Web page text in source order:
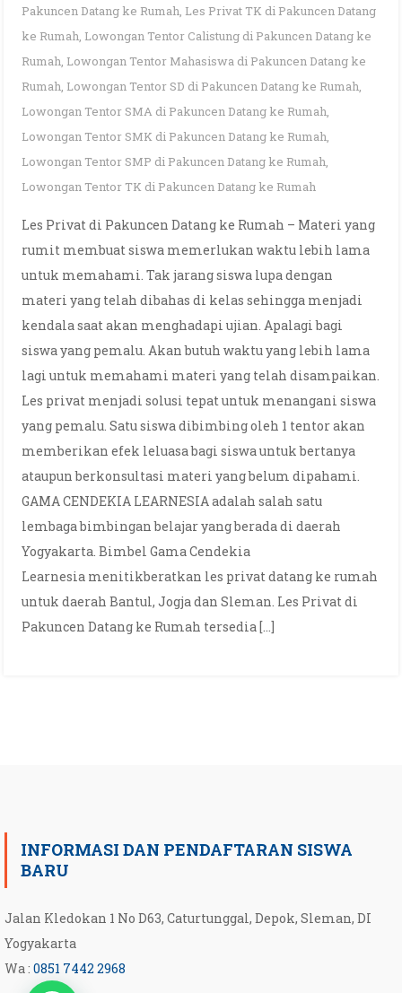
Pakuncen Datang ke Rumah, Les Privat TK di Pakuncen Datang
ke Rumah, Lowongan Tentor Calistung di Pakuncen Datang ke
Rumah, Lowongan Tentor Mahasiswa di Pakuncen Datang ke
Rumah, Lowongan Tentor SD di Pakuncen Datang ke Rumah,
Lowongan Tentor SMA di Pakuncen Datang ke Rumah,
Lowongan Tentor SMK di Pakuncen Datang ke Rumah,
Lowongan Tentor SMP di Pakuncen Datang ke Rumah,
Lowongan Tentor TK di Pakuncen Datang ke Rumah
Les Privat di Pakuncen Datang ke Rumah – Materi yang
rumit membuat siswa memerlukan waktu lebih lama
untuk memahami. Tak jarang siswa lupa dengan
materi yang telah dibahas di kelas sehingga menjadi
kendala saat akan menghadapi ujian. Apalagi bagi
siswa yang pemalu. Akan butuh waktu yang lebih lama
lagi untuk memahami materi yang telah disampaikan.
Les privat menjadi solusi tepat untuk menangani siswa
yang pemalu. Satu siswa dibimbing oleh 1 tentor akan
memberikan efek leluasa bagi siswa untuk bertanya
ataupun berkonsultasi materi yang belum dipahami.
GAMA CENDEKIA LEARNESIA adalah salah satu
lembaga bimbingan belajar yang berada di daerah
Yogyakarta. Bimbel Gama Cendekia
Learnesia menitikberatkan les privat datang ke rumah
untuk daerah Bantul, Jogja dan Sleman. Les Privat di
Pakuncen Datang ke Rumah tersedia […]
INFORMASI DAN PENDAFTARAN SISWA
BARU
Jalan Kledokan 1 No D63, Caturtunggal, Depok, Sleman, DI
Yogyakarta
Wa : 0851 7442 2968